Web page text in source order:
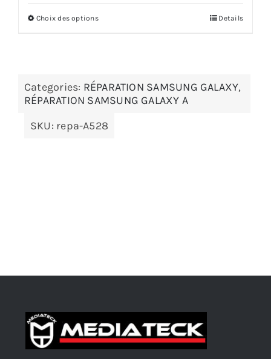
Choix des options Details
Categories: RÉPARATION SAMSUNG GALAXY,
RÉPARATION SAMSUNG GALAXY A
SKU: repa-A528